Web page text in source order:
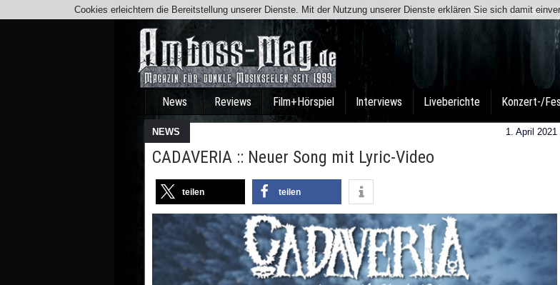
Team Kontakt
News Reviews Film+Hörspiel Interviews Liveberichte Konzert-/
NEWS 1. April 2021
CADAVERIA :: Neuer Song mit Lyric-Video
teilen teilen
Cookies erleichtern die Bereitstellung unserer Dienste. Mit der Nutzung unserer Dienste erklären Sie sich damit